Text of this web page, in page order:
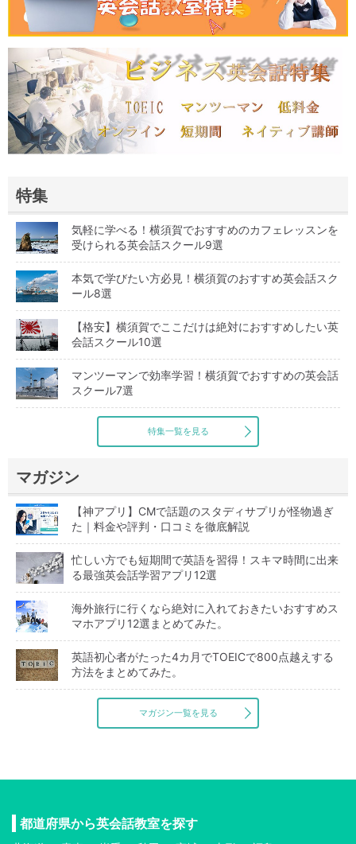
特集
気軽に学べる！横須賀でおすすめのカフェレッスンを
受けられる英会話スクール9選
本気で学びたい方必見！横須賀のおすすめ英会話スク
ール8選
【格安】横須賀でここだけは絶対におすすめしたい英
会話スクール10選
マンツーマンで効率学習！横須賀でおすすめの英会話
スクール7選
特集一覧を見る
マガジン
【神アプリ】CMで話題のスタディサプリが怪物過ぎ
た｜料金や評判・口コミを徹底解説
忙しい方でも短期間で英語を習得！スキマ時間に出来
る最強英会話学習アプリ12選
海外旅行に行くなら絶対に入れておきたいおすすめス
マホアプリ12選まとめてみた。
英語初心者がたった4カ月でTOEICで800点越えする
方法をまとめてみた。
マガジン一覧を見る
都道府県から英会話教室を探す